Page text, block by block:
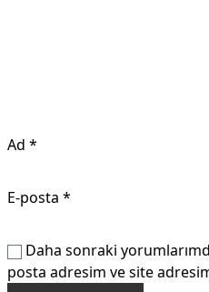
Ad *
E-posta *
Daha sonraki
posta adresim ve site